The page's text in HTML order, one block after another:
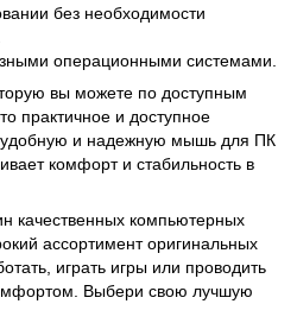
без необходимости
операционными системами.
вы можете по доступным
практичное и доступное
удобную и надежную мышь для ПК
комфорт и стабильность в
качественных компьютерных
ассортимент оригинальных
играть игры или проводить
Выбери свою лучшую